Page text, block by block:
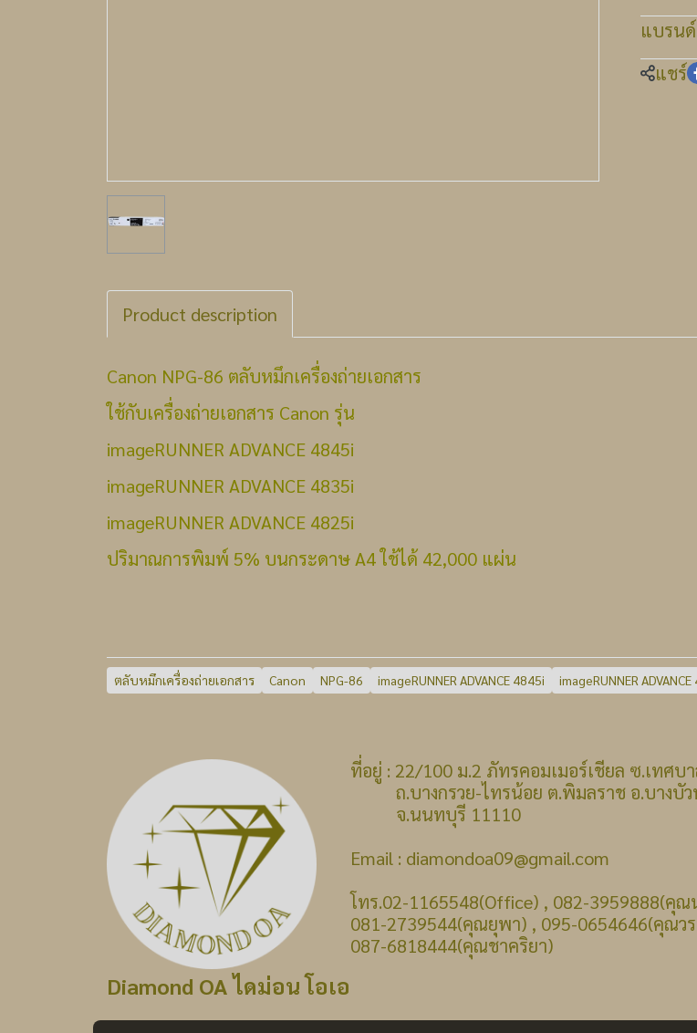
แบรน
แชร์
Product description
Canon NPG-86 ตลับหมึกเครื่องถ่ายเอกสาร
ใช้กับเครื่องถ่ายเอกสาร Canon รุ่น
imageRUNNER ADVANCE 4845i
imageRUNNER ADVANCE 4835i
imageRUNNER ADVANCE 4825i
ปริมาณการพิมพ์ 5% บนกระดาษ A4 ใช้ได้ 42,000 แผ่น
ตลับหมึกเครื่องถ่ายเอกสาร Canon NPG-86 imageRUNNER ADVANCE 4845i imageRUNNER
Diamond OA ไดม่อน โอเอ
ที่อยู่ : 22/100 ม.2 ภัทรคอมเมอร์เชียล ซ.เทศบ
ถ.บางกรวย-ไทรน้อย ต.พิมลราช อ.บางบัว
จ.นนทบุรี 11110
Email : diamondoa09@gmail.com
โทร.02-1165548(Office) , 082-3959888(คุ
081-2739544(คุณยุพา) , 095-0654646(คุณว
087-6818444(คุณชาคริยา)